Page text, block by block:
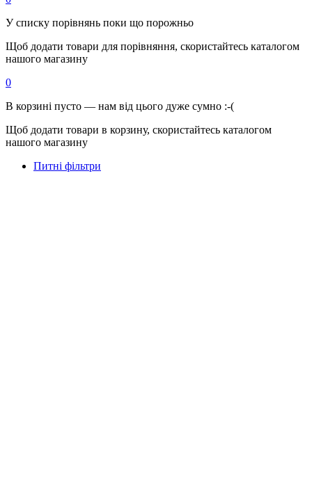
У списку порівнянь поки що порожньо
Щоб додати товари для порівняння, скористайтесь каталогом
нашого магазину
0
В корзині пусто — нам від цього дуже сумно :-(
Щоб додати товари в корзину, скористайтесь каталогом
нашого магазину
Питні фільтри